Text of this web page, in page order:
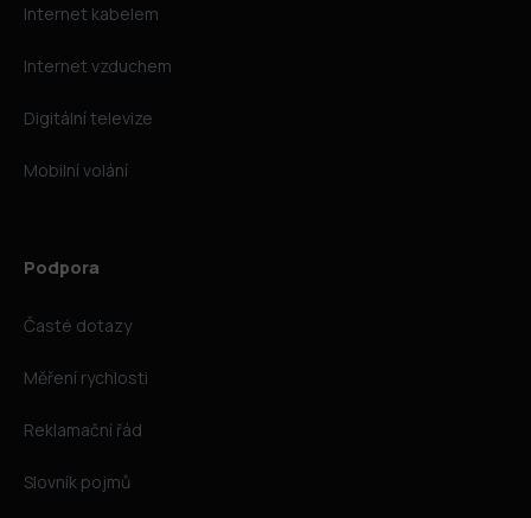
Internet kabelem
Internet vzduchem
Digitální televize
Mobilní volání
Podpora
Časté dotazy
Měření rychlosti
Reklamační řád
Slovník pojmů